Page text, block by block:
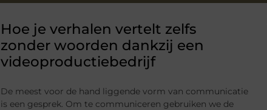
Hoe je verhalen vertelt zelfs
zonder woorden dankzij een
videoproductiebedrijf
De meest voor de hand liggende vorm van communicatie
is een gesprek. Om te communiceren gebruiken we de